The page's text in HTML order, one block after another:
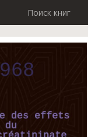
Поиск книг